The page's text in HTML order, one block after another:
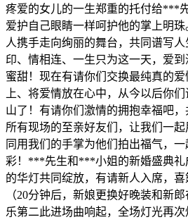
疼爱的女儿的一生郑重的托付给***
爱护自己眼睛一样呵护他的掌上明
人携手走向绚丽的舞台，共同谱写
印、情相连、一生只为这一天，爱
蜜甜！现在有请你们交换最纯真的
上、将爱情放在心中，从今以后你
山了！有请你们激情的拥抱幸福吧，
所有现场的至亲好友们，让我们一
同用我们的手掌为他们拍出福气，
彩！***先生和***小姐的新婚盛典礼
的华灯共同绽放，有请新人入席，喜
（20分钟后，新娘更换好晚装和新
乐第二此进场曲响起，全场灯光再次